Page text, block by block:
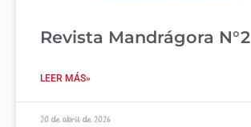
Revista Mandrágora N°2
LEER MÁS»
20 de abril de 2026